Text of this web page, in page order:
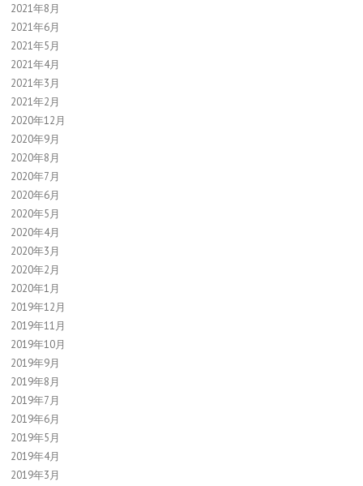
2021年8月
2021年6月
2021年5月
2021年4月
2021年3月
2021年2月
2020年12月
2020年9月
2020年8月
2020年7月
2020年6月
2020年5月
2020年4月
2020年3月
2020年2月
2020年1月
2019年12月
2019年11月
2019年10月
2019年9月
2019年8月
2019年7月
2019年6月
2019年5月
2019年4月
2019年3月